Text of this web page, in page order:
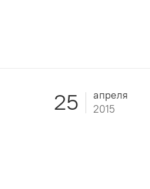
25
апреля
2015